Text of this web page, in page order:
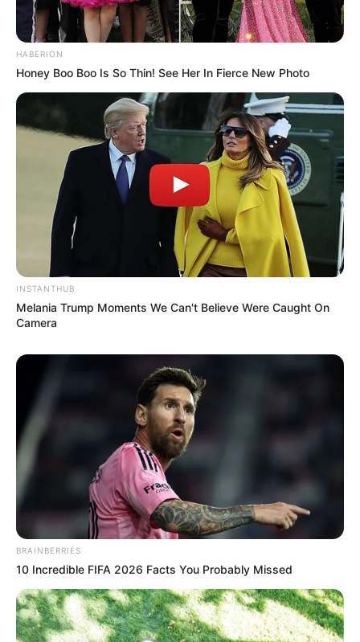
HABERION
Honey Boo Boo Is So Thin! See Her In Fierce New Photo
INSTANTHUB
Melania Trump Moments We Can't Believe Were Caught On
Camera
BRAINBERRIES
10 Incredible FIFA 2026 Facts You Probably Missed